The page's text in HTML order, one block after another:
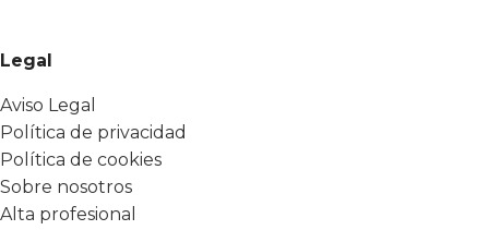
Legal
Aviso Legal
Política de privacidad
Política de cookies
Sobre nosotros
Alta profesional